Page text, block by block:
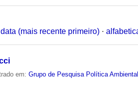
data (mais recente primeiro) ·
em:Grupo de Pesquisa Política Ambiental